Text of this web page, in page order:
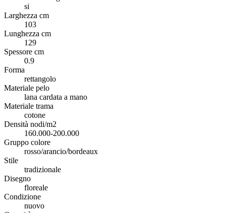
si
Larghezza cm
103
Lunghezza cm
129
Spessore cm
0.9
Forma
rettangolo
Materiale pelo
lana cardata a mano
Materiale trama
cotone
Densità nodi/m2
160.000-200.000
Gruppo colore
rosso/arancio/bordeaux
Stile
tradizionale
Disegno
floreale
Condizione
nuovo